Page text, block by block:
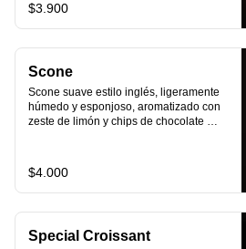
$3.900
Scone
Scone suave estilo inglés, ligeramente
húmedo y esponjoso, aromatizado con
zeste de limón y chips de chocolate
desayuno dulce y equilibrado.
$4.000
Special Croissant